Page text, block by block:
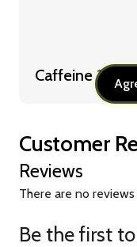
Caffeine 200
Customer
Reviews
There are no
Be the first